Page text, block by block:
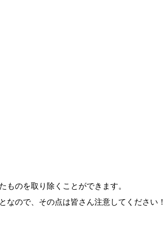
のを取り除くことができます。
ので、その点は皆さん注意してください！